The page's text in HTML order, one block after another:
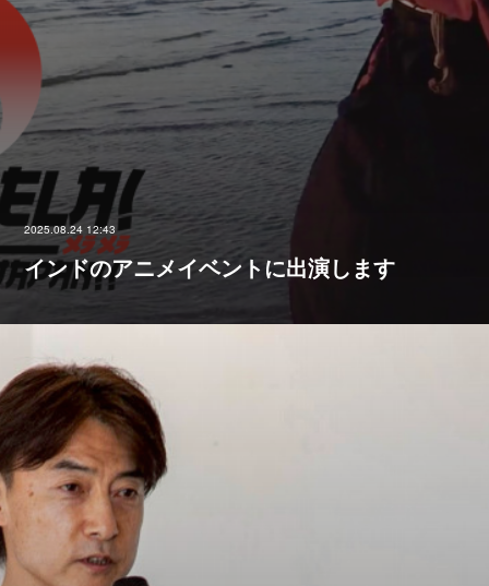
2025.08.24 12:43
インドのアニメイベントに出演します